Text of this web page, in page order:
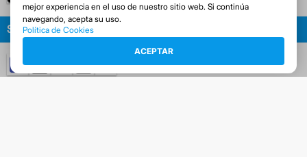
mejor experiencia en el uso de nuestro sitio web. Si continúa
navegando, acepta su uso.
Política de Cookies
ACEPTAR
Síguenos en